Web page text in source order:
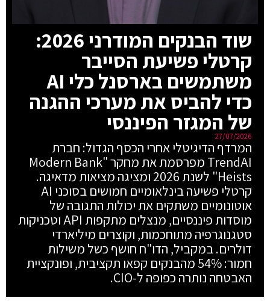
שוד הבנקים המודרני 2026:
קרטלי פשיעת הסייבר
משתמשים בארסנל כלי AI
כדי להביס את מערכי ההגנה
של המגזר הפיננסי
27/07/2026
המרדף הדיגיטלי אחרי הכסף הגדול: חברת
TrendAI מפרסמת את מחקר "Modern Bank
Heists" לשנת 2026 ומציגה מציאות מדאיגה.
קרטלי פשיעה בינלאומיים חמושים בסוכני AI
אוטונומיים משתקים את יכולות התגובה של
מוסדות פיננסיים, מנצלים מתקפות API וטכניקות
סטגנוגרפיה מתוחכמות, וקוצרים מיליארדי
דולרים. במקביל, הדו"ח חושף כשל משילות
חמור: 54% מהבנקים קפאו תקציבית, ופונקציית
האבטחה נותרה כפופה ל-CIO.